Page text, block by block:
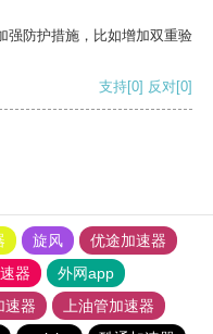
强防护措施，比如增加双重验
支持[0] 反对[0]
旋风
优途加速器
器
外网app
速器
上油管加速器